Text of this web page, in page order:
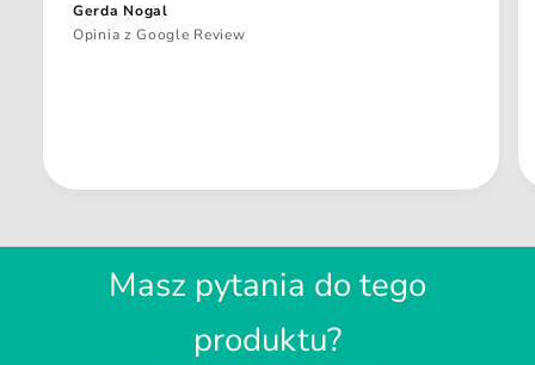
Gerda Nogal
Opinia z Google Review
Masz pytania do tego
produktu?